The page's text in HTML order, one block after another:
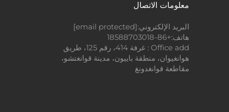
معلومات الاتصال
البريد الإلكتروني:[email protected]
هاتف:+86-18588703018
Office add : غرفة 414، رقم 125، طريق
هوانغيوان، منطقة باييون، مدينة قوانغتشو،
مقاطعة قوانغدونغ